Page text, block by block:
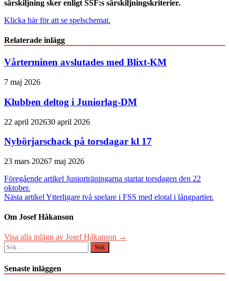
särskiljning sker enligt SSF:s särskiljningskriterier.
Klicka här för att se spelschemat.
Relaterade inlägg
Vårterminen avslutades med Blixt-KM
7 maj 2026
Klubben deltog i Juniorlag-DM
22 april 202630 april 2026
Nybörjarschack på torsdagar kl 17
23 mars 20267 maj 2026
Inläggsnavigering
Föregående artikel Juniorträningarna startar torsdagen den 22
oktober.
Nästa artikel Ytterligare två spelare i FSS med elotal i långpartier.
Om Josef Håkanson
Visa alla inlägg av Josef Håkanson →
Sök
efter:
Senaste inläggen